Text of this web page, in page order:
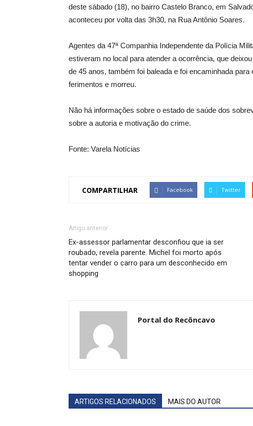
deste sábado (18), no bairro Castelo Branco, em
aconteceu por volta das 3h30, na Rua Antônio Soares.
Agentes da 47ª Companhia Independente da Polícia
estiveram no local para atender a ocorrência, que
de 45 anos, também foi baleada e foi encaminhada
ferimentos e morreu.
Não há informações sobre o estado de saúde dos
sobre a autoria e motivação do crime.
Fonte: Varela Notícias
COMPARTILHAR Facebook Twitter
Artigo anterior
Ex-assessor parlamentar desconfiou que ia ser
roubado, revela parente. Michel foi morto após
tentar vender o carro para um desconhecido em
shopping
Portal do Recôncavo
ARTIGOS RELACIONADOS MAIS DO AUTOR